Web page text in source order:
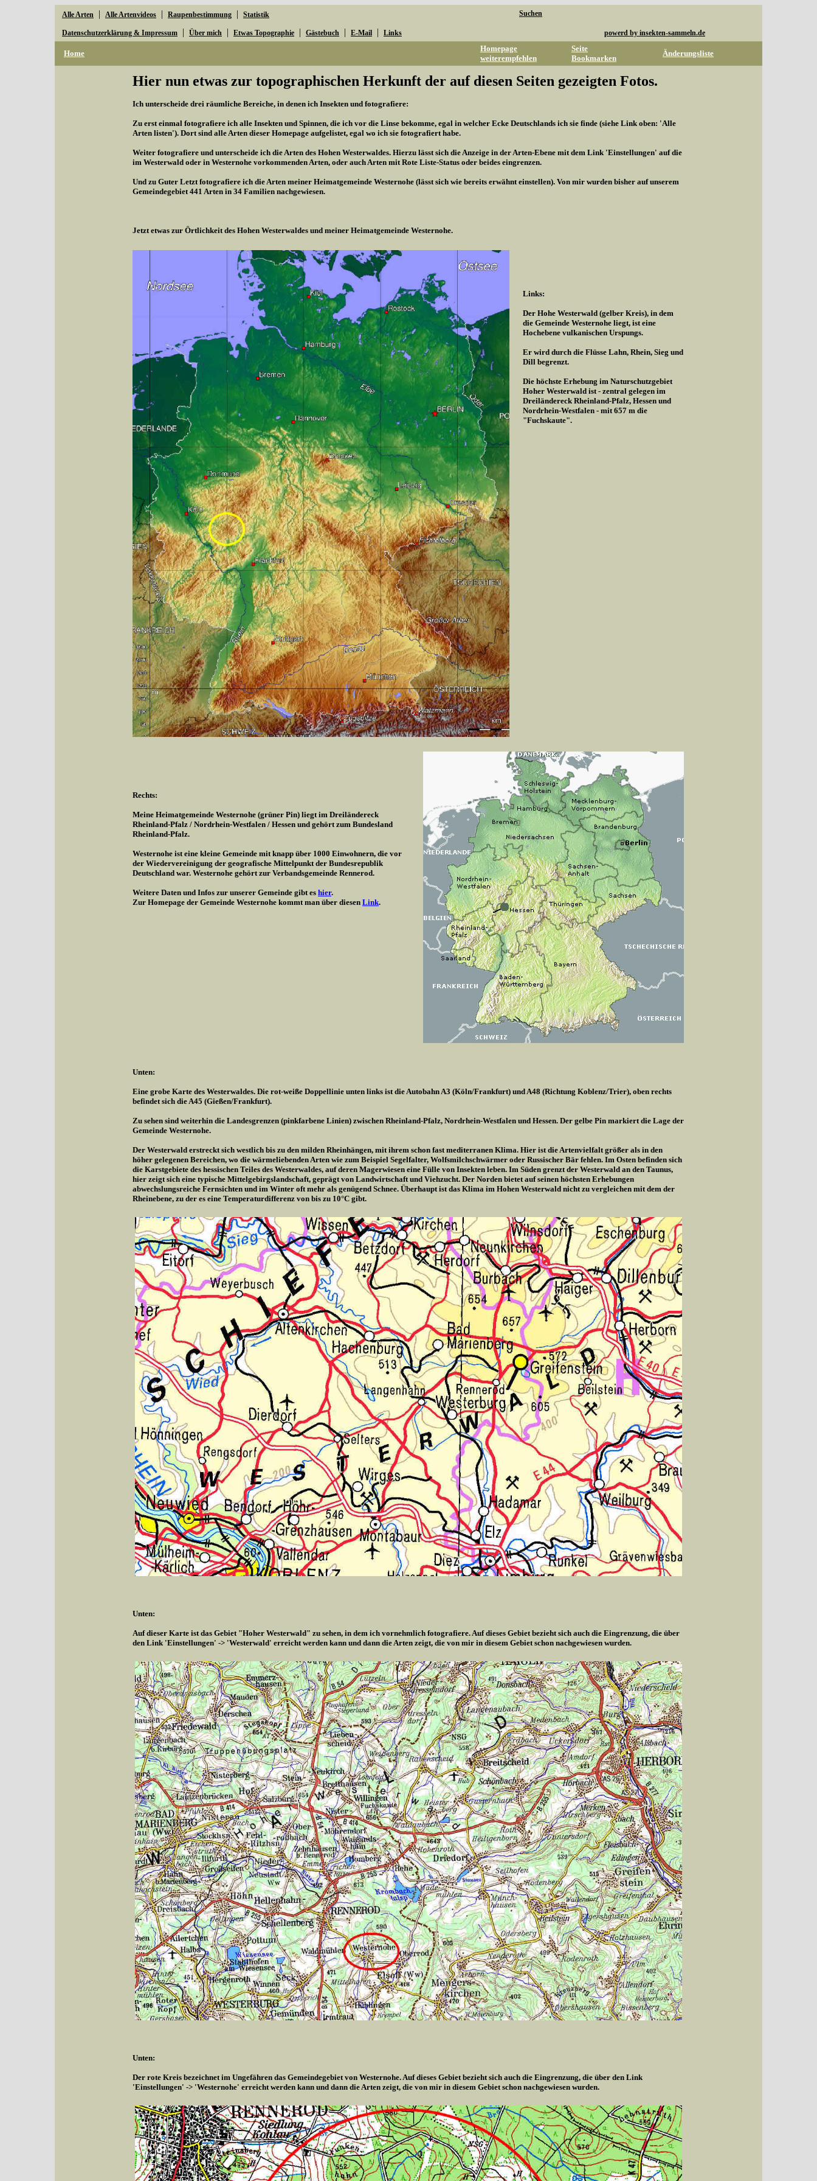
Alle Arten | Alle Artenvideos | Raupenbestimmung | Statistik Suchen
Datenschutzerklärung & Impressum | Über mich | Etwas Topographie | Gästebuch | E-Mail | Links powerd by insekten-sammeln.de
Home
Homepage
weiterempfehlen
Seite
Bookmarken
Änderungsliste
Hier nun etwas zur topographischen Herkunft der auf diesen Seiten gezeigten Fotos.
Ich unterscheide drei räumliche Bereiche, in denen ich Insekten und fotografiere:
Zu erst einmal fotografiere ich alle Insekten und Spinnen, die ich vor die Linse bekomme, egal in welcher Ecke Deutschlands ich sie finde (siehe Link oben: 'Alle
Arten listen'). Dort sind alle Arten dieser Homepage aufgelistet, egal wo ich sie fotografiert habe.
Weiter fotografiere und unterscheide ich die Arten des Hohen Westerwaldes. Hierzu lässt sich die Anzeige in der Arten-Ebene mit dem Link 'Einstellungen' auf die
im Westerwald oder in Westernohe vorkommenden Arten, oder auch Arten mit Rote Liste-Status oder beides eingrenzen.
Und zu Guter Letzt fotografiere ich die Arten meiner Heimatgemeinde Westernohe (lässt sich wie bereits erwähnt einstellen). Von mir wurden bisher auf unserem
Gemeindegebiet 441 Arten in 34 Familien nachgewiesen.
Jetzt etwas zur Örtlichkeit des Hohen Westerwaldes und meiner Heimatgemeinde Westernohe.
Links:
Der Hohe Westerwald (gelber Kreis), in dem
die Gemeinde Westernohe liegt, ist eine
Hochebene vulkanischen Urspungs.
Er wird durch die Flüsse Lahn, Rhein, Sieg und
Dill begrenzt.
Die höchste Erhebung im Naturschutzgebiet
Hoher Westerwald ist - zentral gelegen im
Dreiländereck Rheinland-Pfalz, Hessen und
Nordrhein-Westfalen - mit 657 m die
"Fuchskaute".
Rechts:
Meine Heimatgemeinde Westernohe (grüner Pin) liegt im Dreiländereck
Rheinland-Pfalz / Nordrhein-Westfalen / Hessen und gehört zum Bundesland
Rheinland-Pfalz.
Westernohe ist eine kleine Gemeinde mit knapp über 1000 Einwohnern, die vor
der Wiedervereinigung der geografische Mittelpunkt der Bundesrepublik
Deutschland war. Westernohe gehört zur Verbandsgemeinde Rennerod.
Weitere Daten und Infos zur unserer Gemeinde gibt es hier.
Zur Homepage der Gemeinde Westernohe kommt man über diesen Link.
Unten:
Eine grobe Karte des Westerwaldes. Die rot-weiße Doppellinie unten links ist die Autobahn A3 (Köln/Frankfurt) und A48 (Richtung Koblenz/Trier), oben rechts
befindet sich die A45 (Gießen/Frankfurt).
Zu sehen sind weiterhin die Landesgrenzen (pinkfarbene Linien) zwischen Rheinland-Pfalz, Nordrhein-Westfalen und Hessen. Der gelbe Pin markiert die Lage der
Gemeinde Westernohe.
Der Westerwald erstreckt sich westlich bis zu den milden Rheinhängen, mit ihrem schon fast mediterranen Klima. Hier ist die Artenvielfalt größer als in den
höher gelegenen Bereichen, wo die wärmeliebenden Arten wie zum Beispiel Segelfalter, Wolfsmilchschwärmer oder Russischer Bär fehlen. Im Osten befinden sich
die Karstgebiete des hessischen Teiles des Westerwaldes, auf deren Magerwiesen eine Fülle von Insekten leben. Im Süden grenzt der Westerwald an den Taunus,
hier zeigt sich eine typische Mittelgebirgslandschaft, geprägt von Landwirtschaft und Viehzucht. Der Norden bietet auf seinen höchsten Erhebungen
abwechslungsreiche Fernsichten und im Winter oft mehr als genügend Schnee. Überhaupt ist das Klima im Hohen Westerwald nicht zu vergleichen mit dem der
Rheinebene, zu der es eine Temperaturdifferenz von bis zu 10°C gibt.
Unten:
Auf dieser Karte ist das Gebiet "Hoher Westerwald" zu sehen, in dem ich vornehmlich fotografiere. Auf dieses Gebiet bezieht sich auch die Eingrenzung, die über
den Link 'Einstellungen' -> 'Westerwald' erreicht werden kann und dann die Arten zeigt, die von mir in diesem Gebiet schon nachgewiesen wurden.
Unten:
Der rote Kreis bezeichnet im Ungefähren das Gemeindegebiet von Westernohe. Auf dieses Gebiet bezieht sich auch die Eingrenzung, die über den Link
'Einstellungen' -> 'Westernohe' erreicht werden kann und dann die Arten zeigt, die von mir in diesem Gebiet schon nachgewiesen wurden.